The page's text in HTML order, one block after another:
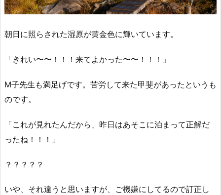
朝日に照らされた湿原が黄金色に輝いています。
「きれい〜〜！！！来てよかった〜〜！！！」
M子先生も満足げです。苦労して来た甲斐があったというも
のです。
「これが見れたんだから、昨日はあそこに泊まって正解だ
ったね！！！」
？？？？？
いや、それ違うと思いますが、ご機嫌にしてるので訂正し